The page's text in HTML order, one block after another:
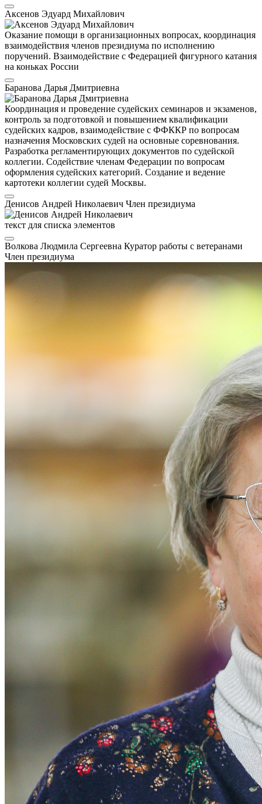
Аксенов Эдуард Михайлович
Оказание помощи в организационных вопросах, координация
взаимодействия членов президиума по исполнению
поручений. Взаимодействие с Федерацией фигурного катания
на коньках России
Баранова Дарья Дмитриевна
Координация и проведение судейских семинаров и экзаменов,
контроль за подготовкой и повышением квалификации
судейских кадров, взаимодействие с ФФККР по вопросам
назначения Московских судей на основные соревнования.
Разработка регламентирующих документов по судейской
коллегии. Содействие членам Федерации по вопросам
оформления судейских категорий. Создание и ведение
картотеки коллегии судей Москвы.
Денисов Андрей Николаевич Член президиума
текст для списка элементов
Волкова Людмила Сергеевна Куратор работы с ветеранами
Член президиума